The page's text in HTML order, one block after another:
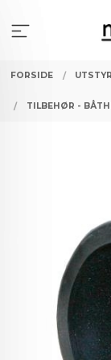
innholdet
FORSIDE
TILBEHØR -